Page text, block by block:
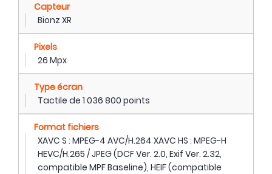
Capteur
Bionz XR
Pixels
26 Mpx
Type écran
Tactile de 1 036 800 points
Format fichiers
XAVC S : MPEG-4 AVC/H.264 XAVC HS : MPEG-H
HEVC/H.265 / JPEG (DCF Ver. 2.0, Exif Ver. 2.32,
compatible MPF Baseline), HEIF (compatible